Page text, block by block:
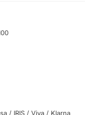
/ IRIS / Viva / Klarna